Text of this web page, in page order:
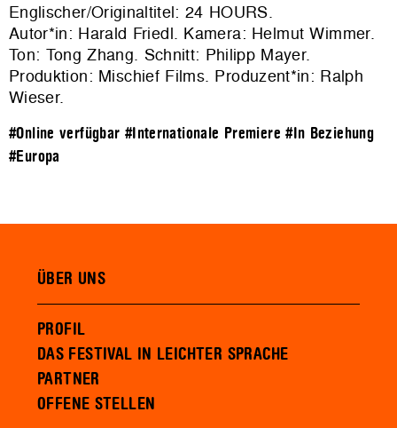
Englischer/Originaltitel: 24 HOURS.
Autor*in: Harald Friedl. Kamera: Helmut Wimmer.
Ton: Tong Zhang. Schnitt: Philipp Mayer.
Produktion: Mischief Films. Produzent*in: Ralph
Wieser.
#Online verfügbar #Internationale Premiere #In Beziehung
#Europa
ÜBER UNS
PROFIL
DAS FESTIVAL IN LEICHTER SPRACHE
PARTNER
OFFENE STELLEN